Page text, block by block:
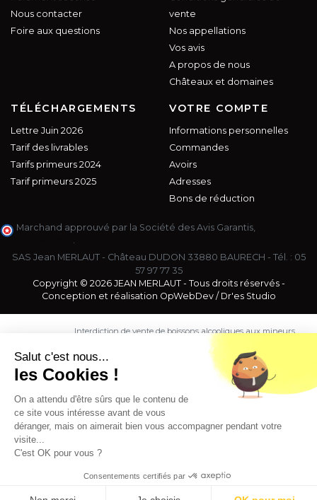
Nous contacter
Foire aux questions
vente
Nos appellations
Vos avis
A propos de nous
Châteaux et domaines
TÉLÉCHARGEMENTS
Lettre Juin 2026
Tarif des livrables
Tarifs primeurs 2024
Tarif primeurs 2025
VOTRE COMPTE
Informations personnelles
Commandes
Avoirs
Adresses
Bons de réduction
Marchand approuvé par la Société des Avis Garantis,
.
SAS Jean MERLAUT - Château DUDON 33880 BAURECH - Tél. : 05
57 97 77 35
Copyright © 2026 JEAN MERLAUT - Tous droits réservés -
Conception et réalisation OpWebDev/ Dr'es Studio
Interdiction de vente de boissons alcooliques aux mineurs
est exigée au moment de la vente en ligne.
CODE DE LA SANTE PUBLIQUE, ART. L. 3342-1 et L. 3353-3
L'abus d'alcool est dangereux pour la santé. Sachez
Salut c'est nous...
les Cookies !
On a attendu d'être sûrs que le contenu de
ce site vous intéresse avant de vous
déranger, mais on aimerait bien vous accompagner pendant votre
visite...
C'est OK pour vous ?
Consentements certifiés par